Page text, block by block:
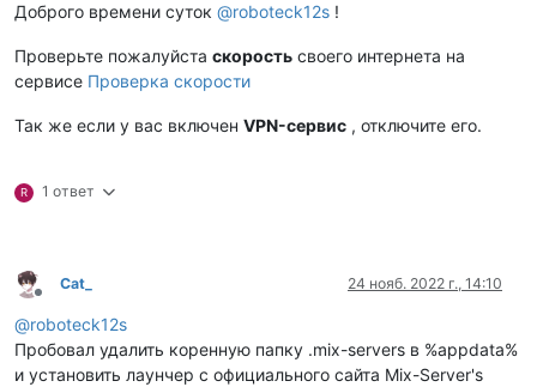
Доброго времени суток @roboteck12s !
Проверьте пожалуйста скорость своего интернета на
сервисе Проверка скорости
Так же если у вас включен VPN-сервис , отключите его.
R 1 ответ
Не в сети
Cat_ 24 нояб. 2022 г., 14:10
@roboteck12s
Пробовал удалить коренную папку .mix-servers в %appdata%
и установить лаунчер с официального сайта Mix-Server's